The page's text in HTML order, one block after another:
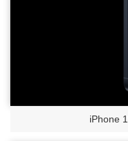
iPhone